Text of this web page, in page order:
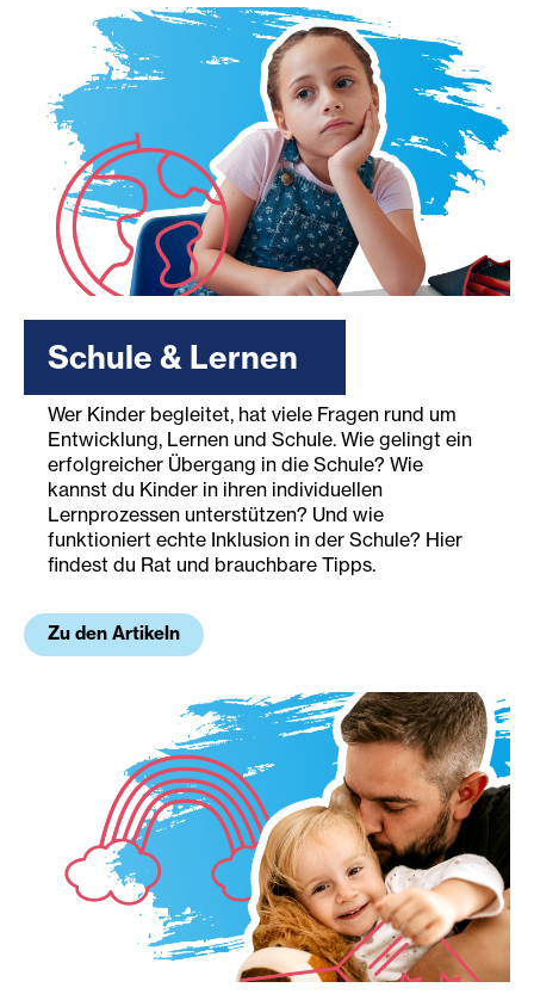
Schule & Lernen
Wer Kinder begleitet, hat viele Fragen rund um
Entwicklung, Lernen und Schule. Wie gelingt ein
erfolgreicher Übergang in die Schule? Wie
kannst du Kinder in ihren individuellen
Lernprozessen unterstützen? Und wie
funktioniert echte Inklusion in der Schule? Hier
findest du Rat und brauchbare Tipps.
Zu den Artikeln